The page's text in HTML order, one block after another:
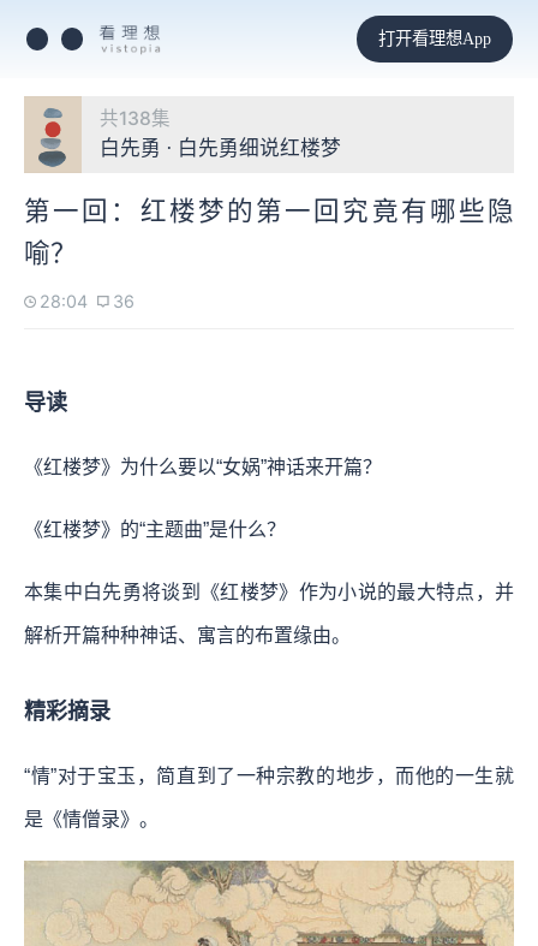
打开看理想App
共138集
白先勇 · 白先勇细说红楼梦
第一回：红楼梦的第一回究竟有哪些隐
喻？
28:04 36
导读
《红楼梦》为什么要以“女娲”神话来开篇？
《红楼梦》的“主题曲”是什么？
本集中白先勇将谈到《红楼梦》作为小说的最大特点，并
解析开篇种种神话、寓言的布置缘由。
精彩摘录
“情”对于宝玉，简直到了一种宗教的地步，而他的一生就
是《情僧录》。